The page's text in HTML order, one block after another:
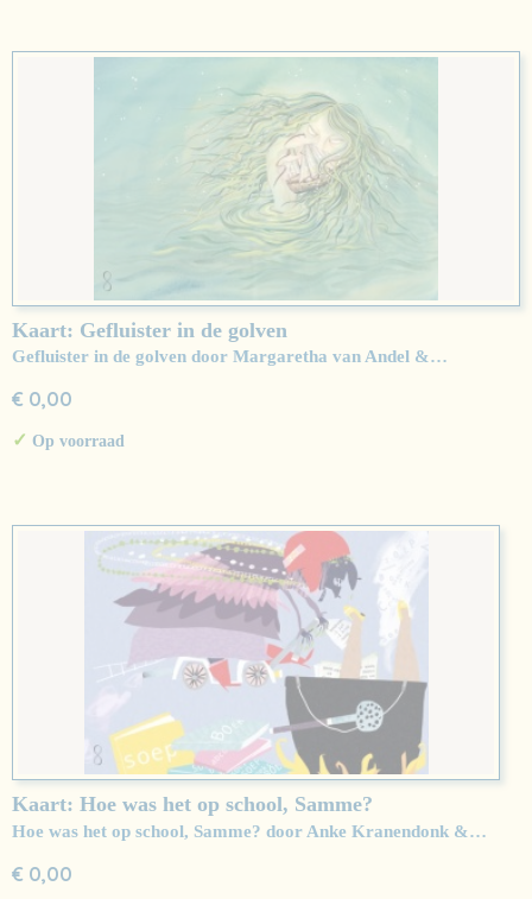
Kaart: Gefluister in de golven
Gefluister in de golven door Margaretha van Andel &…
€ 0,00
✓ Op voorraad
Kaart: Hoe was het op school, Samme?
Hoe was het op school, Samme? door Anke Kranendonk &…
€ 0,00